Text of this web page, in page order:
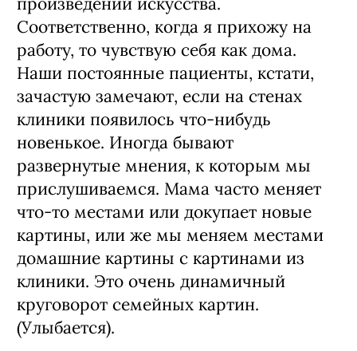
квартиры без моих любимых
произведений искусства.
Соответственно, когда я прихожу на
работу, то чувствую себя как дома.
Наши постоянные пациенты, кстати,
зачастую замечают, если на стенах
клиники появилось что-нибудь
новенькое. Иногда бывают
развернутые мнения, к которым мы
прислушиваемся. Мама часто меняет
что-то местами или докупает новые
картины, или же мы меняем местами
домашние картины с картинами из
клиники. Это очень динамичный
круговорот семейных картин.